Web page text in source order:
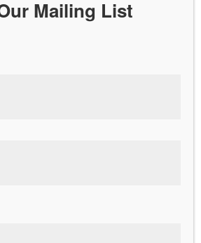
スやサポートを提供できることを誇
ではありません。創業者たちの勇気
客さまの夢の実現を支えるパートナ
お気軽にお立ち寄りください。私た
Mailing List